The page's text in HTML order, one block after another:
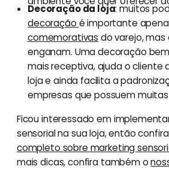
Decoração da loja: muitos
decoração é importante
comemorativas do varejo, mas
enganam. Uma decoração
mais receptiva, ajuda o cliente
loja e ainda facilita a
empresas que possuem
Ficou interessado em
sensorial na sua loja, então
completo sobre marketing
mais dicas, confira também o